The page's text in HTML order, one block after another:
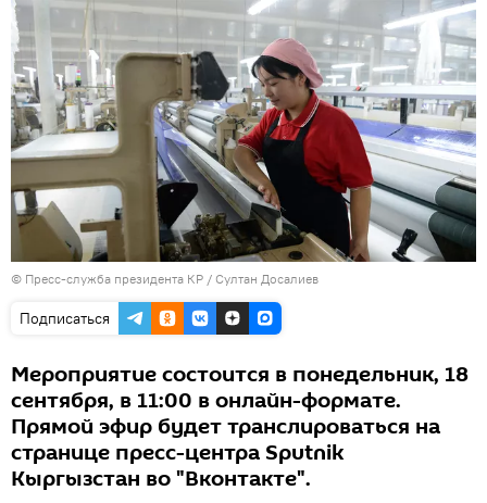
© Пресс-служба президента КР / Султан Досалиев
Подписаться
Мероприятие состоится в понедельник, 18
сентября, в 11:00 в онлайн-формате.
Прямой эфир будет транслироваться на
странице пресс-центра Sputnik
Кыргызстан во "Вконтакте".